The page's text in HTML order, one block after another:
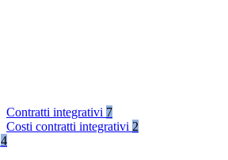
Contratti integrativi 7
Costi contratti integrativi 2
4